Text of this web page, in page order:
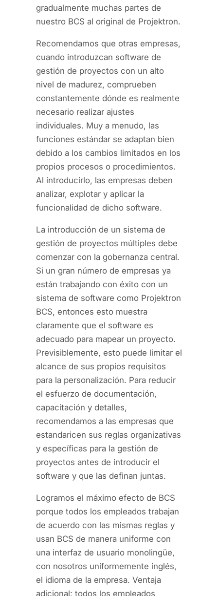
gradualmente muchas partes de
nuestro BCS al original de Projektron.
Recomendamos que otras empresas,
cuando introduzcan software de
gestión de proyectos con un alto
nivel de madurez, comprueben
constantemente dónde es realmente
necesario realizar ajustes
individuales. Muy a menudo, las
funciones estándar se adaptan bien
debido a los cambios limitados en los
propios procesos o procedimientos.
Al introducirlo, las empresas deben
analizar, explotar y aplicar la
funcionalidad de dicho software.
La introducción de un sistema de
gestión de proyectos múltiples debe
comenzar con la gobernanza central.
Si un gran número de empresas ya
están trabajando con éxito con un
sistema de software como Projektron
BCS, entonces esto muestra
claramente que el software es
adecuado para mapear un proyecto.
Previsiblemente, esto puede limitar el
alcance de sus propios requisitos
para la personalización. Para reducir
el esfuerzo de documentación,
capacitación y detalles,
recomendamos a las empresas que
estandaricen sus reglas organizativas
y específicas para la gestión de
proyectos antes de introducir el
software y que las definan juntas.
Logramos el máximo efecto de BCS
porque todos los empleados trabajan
de acuerdo con las mismas reglas y
usan BCS de manera uniforme con
una interfaz de usuario monolingüe,
con nosotros uniformemente inglés,
el idioma de la empresa. Ventaja
adicional: todos los empleados